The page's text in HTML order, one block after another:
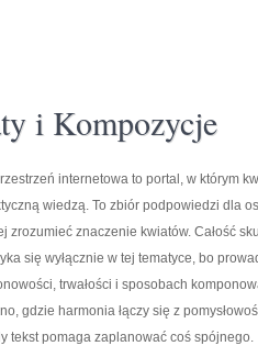
i Kompozycje
internetowa to portal, w którym
wiedzą. To zbiór podpowiedzi dla
zrozumieć znaczenie kwiatów. Całość
się wyłącznie w tej tematyce, bo
trwałości i sposobach
gdzie harmonia łączy się z
tekst pomaga zaplanować coś